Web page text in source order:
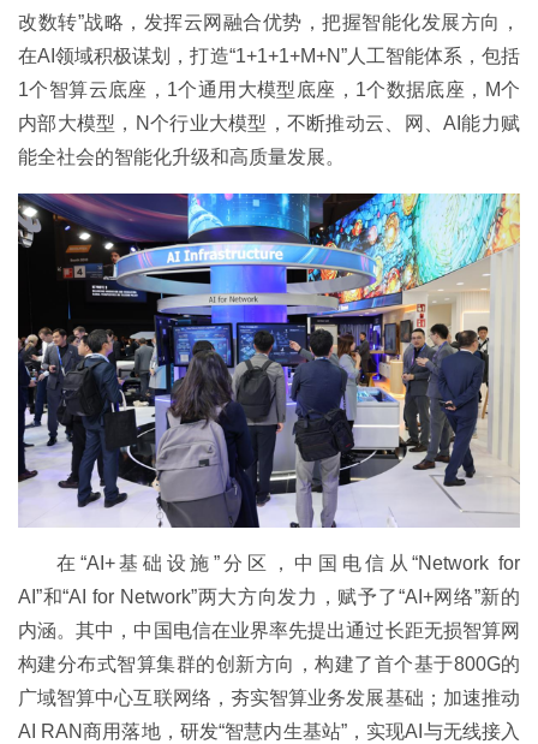
改数转”战略，发挥云网融合优势，把握智能化发展方向，
在AI领域积极谋划，打造“1+1+1+M+N”人工智能体系，包括
1个智算云底座，1个通用大模型底座，1个数据底座，M个
内部大模型，N个行业大模型，不断推动云、网、AI能力赋
能全社会的智能化升级和高质量发展。
在“AI+基础设施”分区，中国电信从“Network for
AI”和“AI for Network”两大方向发力，赋予了“AI+网络”新的
内涵。其中，中国电信在业界率先提出通过长距无损智算网
构建分布式智算集群的创新方向，构建了首个基于800G的
广域智算中心互联网络，夯实智算业务发展基础；加速推动
AI RAN商用落地，研发“智慧内生基站”，实现AI与无线接入